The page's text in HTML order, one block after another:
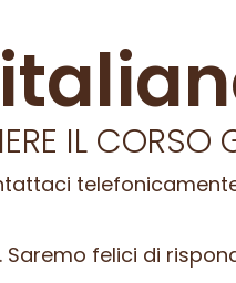
IL
Saremo felici di